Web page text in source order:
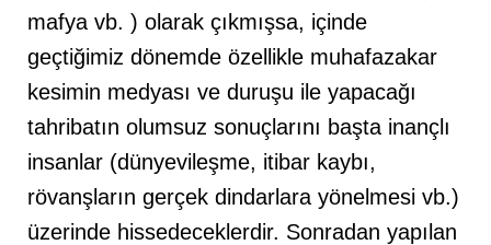
mafya vb. ) olarak çıkmışsa, içinde
geçtiğimiz dönemde özellikle muhafazakar
kesimin medyası ve duruşu ile yapacağı
tahribatın olumsuz sonuçlarını başta inançlı
insanlar (dünyevileşme, itibar kaybı,
rövanşların gerçek dindarlara yönelmesi vb.)
üzerinde hissedeceklerdir. Sonradan yapılan